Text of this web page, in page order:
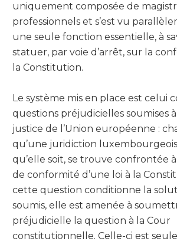
uniquement composée de
professionnels et s’est vu
une seule fonction essentielle, à
statuer, par voie d’arrêt, sur la
la Constitution.
Le système mis en place est celui
questions préjudicielles soumises
justice de l’Union européenne :
qu’une juridiction
qu’elle soit, se trouve confrontée
de conformité d’une loi à la
cette question conditionne la
soumis, elle est amenée à
préjudicielle la question à la Cour
constitutionnelle. Celle-ci est